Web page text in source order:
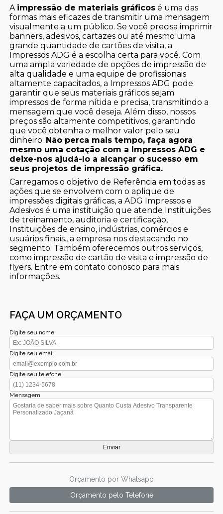
A impressão de materiais gráficos é uma das
formas mais eficazes de transmitir uma mensagem
visualmente a um público. Se você precisa imprimir
banners, adesivos, cartazes ou até mesmo uma
grande quantidade de cartões de visita, a
Impressos ADG é a escolha certa para você. Com
uma ampla variedade de opções de impressão de
alta qualidade e uma equipe de profissionais
altamente capacitados, a Impressos ADG pode
garantir que seus materiais gráficos sejam
impressos de forma nítida e precisa, transmitindo a
mensagem que você deseja. Além disso, nossos
preços são altamente competitivos, garantindo
que você obtenha o melhor valor pelo seu
dinheiro. Não perca mais tempo, faça agora
mesmo uma cotação com a Impressos ADG e
deixe-nos ajudá-lo a alcançar o sucesso em
seus projetos de impressão gráfica.
Carregamos o objetivo de Referência em todas as
ações que se envolvem com o aplique de
impressões digitais gráficas, a ADG Impressos e
Adesivos é uma instituição que atende Instituições
de treinamento, auditoria e certificação,
Instituições de ensino, indústrias, comércios e
usuários finais., a empresa nos destacando no
segmento. Também oferecemos outros serviços,
como impressão de cartão de visita e impressão de
flyers. Entre em contato conosco para mais
informações.
FAÇA UM ORÇAMENTO
Digite seu nome
Digite seu email
Digite seu telefone
Mensagem
Orçamento por Whatsapp
Orçamento pelo Telefone